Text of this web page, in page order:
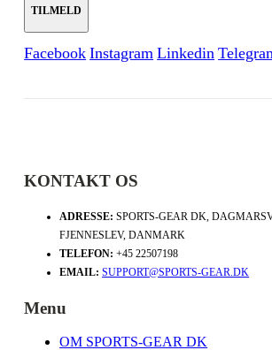
Facebook Instagram Linkedin
KONTAKT OS
ADRESSE: SPORTS-GEAR DK,
FJENNESLEV, DANMARK
TELEFON: +45 22507198
EMAIL: SUPPORT@SPORTS-GEAR.DK
Menu
OM SPORTS-GEAR DK